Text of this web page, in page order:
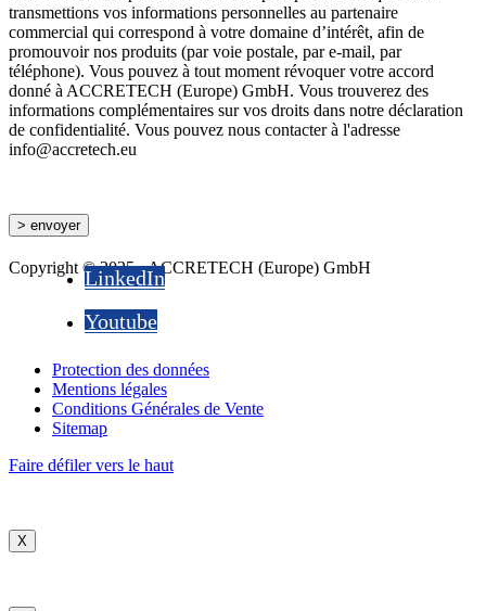
transmettions vos informations personnelles au partenaire
commercial qui correspond à votre domaine d’intérêt, afin de
promouvoir nos produits (par voie postale, par e-mail, par
téléphone). Vous pouvez à tout moment révoquer votre accord
donné à ACCRETECH (Europe) GmbH. Vous trouverez des
informations complémentaires sur vos droits dans notre déclaration
de confidentialité. Vous pouvez nous contacter à l'adresse
info@accretech.eu
Copyright © 2025 - ACCRETECH (Europe) GmbH
LinkedIn
Youtube
Protection des données
Mentions légales
Conditions Générales de Vente
Sitemap
Faire défiler vers le haut
X